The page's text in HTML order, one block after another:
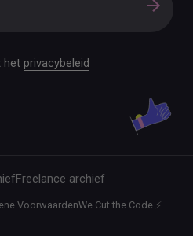
hetprivacybeleid
Freelance archief
VoorwaardenWe Cut the Code ⚡️